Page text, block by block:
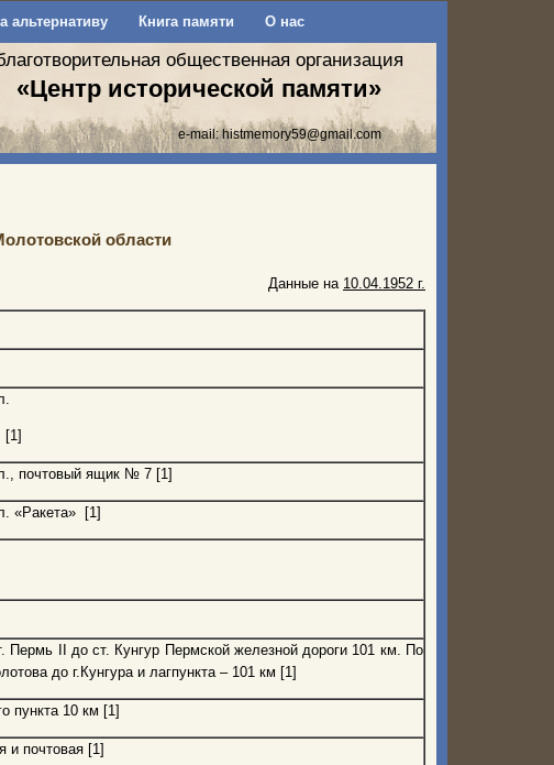
альтернативу Книга памяти О нас
общественная организация
«Центр исторической памяти»
e-mail:histmemory59@gmail.com
области
Данные на 10.04.1952 г.
[1]
почтовый ящик № 7 [1]
«Ракета» [1]
Пермь II до ст. Кунгур Пермской железной дороги 101 км. По
до г.Кунгура и лагпункта – 101 км [1]
пункта 10 км [1]
и почтовая [1]